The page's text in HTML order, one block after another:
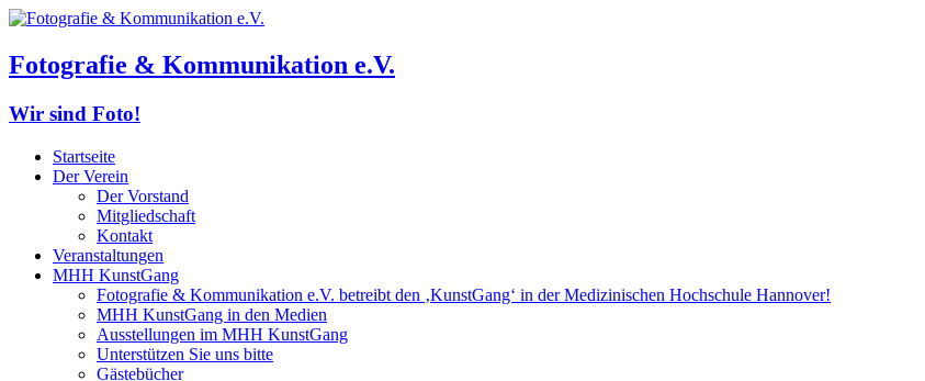
Fotografie & Kommunikation e.V.
Wir sind Foto!
Startseite
Der Verein
Der Vorstand
Mitgliedschaft
Kontakt
Veranstaltungen
MHH KunstGang
Fotografie & Kommunikation e.V. betreibt den ‚KunstGang‘ in der Medizinischen Hochschule Hannover!
MHH KunstGang in den Medien
Ausstellungen im MHH KunstGang
Unterstützen Sie uns bitte
Gästebücher